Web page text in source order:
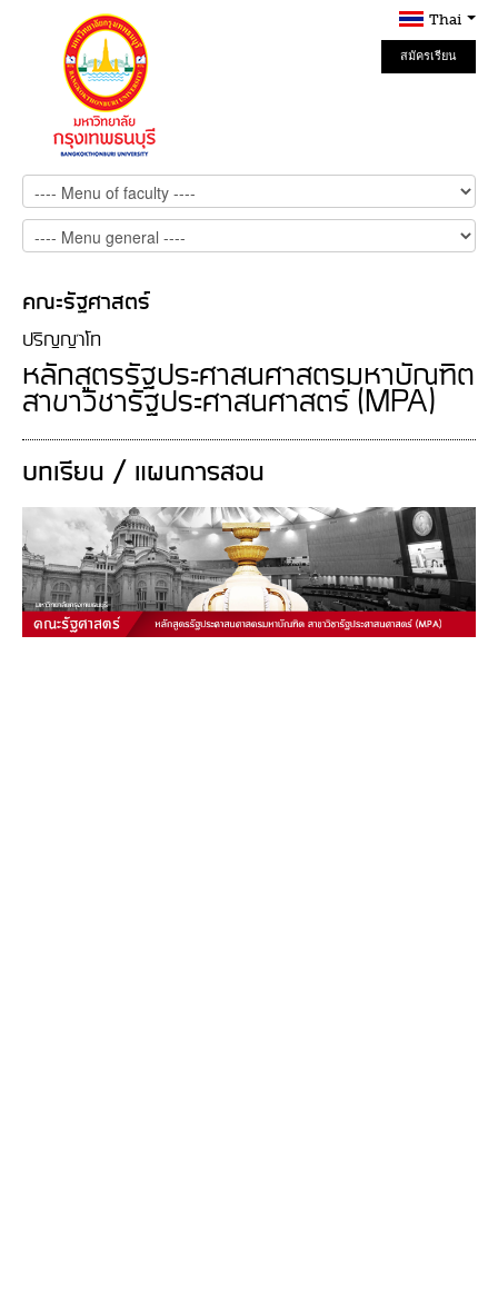
Thai
สมัครเรียน
Online
คณะรัฐศาสตร์
ปริญญาโท
หลักสูตรรัฐประศาสนศาสตรมหาบัณฑิต
สาขาวิชารัฐประศาสนศาสตร์ (MPA)
บทเรียน / แผนการสอน